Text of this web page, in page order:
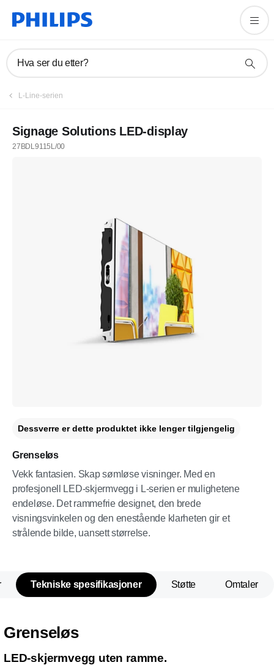
Hva ser du etter?
L-Line-serien
Signage Solutions LED-display
27BDL9115L/00
Grenseløs
Vekk fantasien. Skap sømløse visninger. Med en
profesjonell LED-skjermvegg i L-serien er mulighetene
endeløse. Det rammefrie designet, den brede
visningsvinkelen og den enestående klarheten gir et
strålende bilde, uansett størrelse.
Dessverre er dette produktet ikke lenger tilgjengelig
Tekniske spesifikasjoner Støtte Omtaler
Grenseløs
LED-skjermvegg uten ramme.